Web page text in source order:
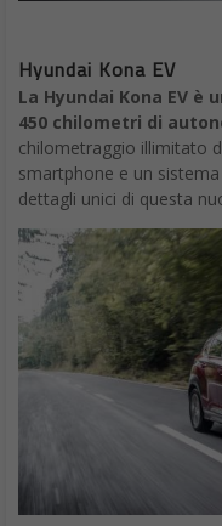
Hyundai Kona EV
La Hyundai Kona EV è
450 chilometri di
chilometraggio illimitato
smartphone e un
dettagli unici di questa